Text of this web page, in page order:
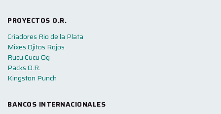
PROYECTOS O.R.
Criadores Rio de la Plata
Mixes Ojitos Rojos
Rucu Cucu Og
Packs O.R.
Kingston Punch
BANCOS INTERNACIONALES